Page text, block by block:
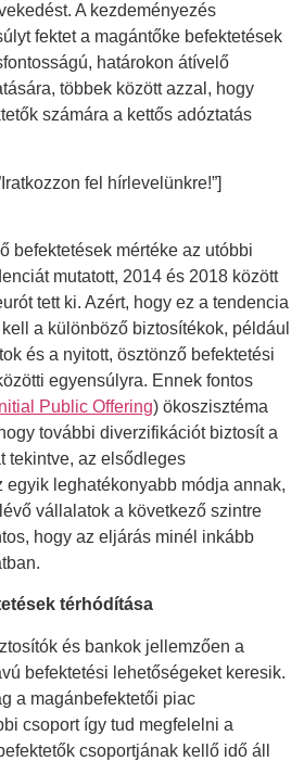
A kezdeményezés
fektet a magántőke befektetések
határokon átívelő
többek között azzal, hogy
számára a kettős adóztatás
fel hírlevelünkre!”]
befektetések mértéke az utóbbi
mutatott, 2014 és 2018 között
tett ki. Azért, hogy ez a tendencia
a különböző biztosítékok, például
és a nyitott, ösztönző befektetési
egyensúlyra. Ennek fontos
Public Offering) ökoszisztéma
további diverzifikációt biztosít a
tekintve, az elsődleges
egyik leghatékonyabb módja annak,
vállalatok a következő szintre
hogy az eljárás minél inkább
térhódítása
és bankok jellemzően a
befektetési lehetőségeket keresik.
a magánbefektetői piac
csoport így tud megfelelni a
csoportjának kellő idő áll